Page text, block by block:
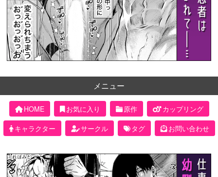
メニュー
HOME お気に入り 原作
カップリング
キャラクター
サークル タグ お問い合わせ